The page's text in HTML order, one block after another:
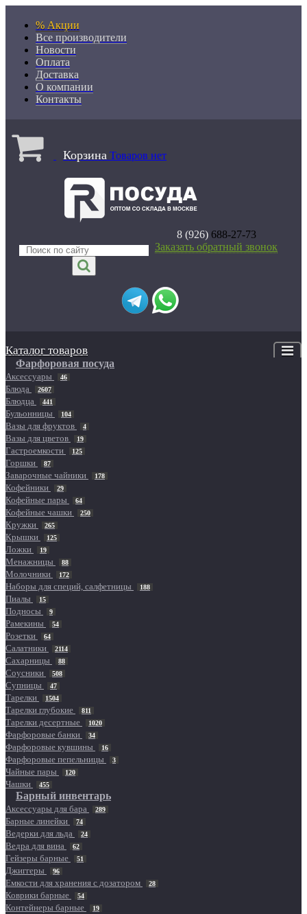
% Акции
Все производители
Новости
Оплата
Доставка
О компании
Контакты
Корзина Товаров нет
8 (926)688-27-73
Заказать обратный звонок
Каталог товаров
Фарфоровая посуда
Аксессуары 46
Блюда 2607
Блюдца 441
Бульонницы 104
Вазы для фруктов 4
Вазы для цветов 19
Гастроемкости 125
Горшки 87
Заварочные чайники 178
Кофейники 29
Кофейные пары 64
Кофейные чашки 250
Кружки 265
Крышки 125
Ложки 19
Менажницы 88
Молочники 172
Наборы для специй, салфетницы 188
Пиалы 15
Подносы 9
Рамекины 54
Розетки 64
Салатники 2114
Сахарницы 88
Соусники 508
Супницы 47
Тарелки 1504
Тарелки глубокие 811
Тарелки десертные 1020
Фарфоровые банки 34
Фарфоровые кувшины 16
Фарфоровые пепельницы 3
Чайные пары 120
Чашки 455
Барный инвентарь
Аксессуары для бара 289
Барные линейки 74
Ведерки для льда 24
Ведра для вина 62
Гейзеры барные 51
Джиггеры 96
Емкости для хранения с дозатором 28
Коврики барные 54
Контейнеры барные 19